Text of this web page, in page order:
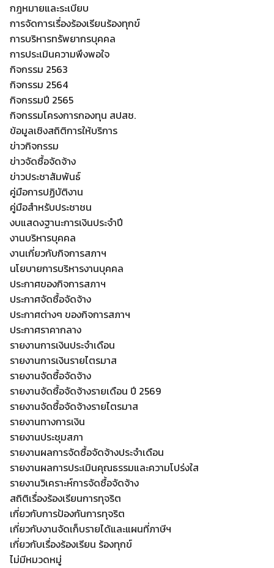
Search
กฎหมายและระเบียบ
การจัดการเรื่องร้องเรียนร้องทุกข์
การบริหารทรัพยากรบุคคล
การประเมินความพึงพอใจ
กิจกรรม 2563
กิจกรรม 2564
กิจกรรมปี 2565
กิจกรรมโครงการกองทุน สปสช.
ข้อมูลเชิงสถิติการให้บริการ
ข่าวกิจกรรม
ข่าวจัดซื้อจัดจ้าง
ข่าวประชาสัมพันธ์
คู่มือการปฏิบัติงาน
คู่มือสำหรับประชาชน
งบแสดงฐานะการเงินประจำปี
งานบริหารบุคคล
งานเกี่ยวกับกิจการสภาฯ
นโยบายการบริหารงานบุคคล
ประกาศของกิจการสภาฯ
ประกาศจัดซื้อจัดจ้าง
ประกาศต่างๆ ของกิจการสภาฯ
ประกาศราคากลาง
รายงานการเงินประจำเดือน
รายงานการเงินรายไตรมาส
รายงานจัดซื้อจัดจ้าง
รายงานจัดซื้อจัดจ้างรายเดือน ปี 2569
รายงานจัดซื้อจัดจ้างรายไตรมาส
รายงานทางการเงิน
รายงานประชุมสภา
รายงานผลการจัดซื้อจัดจ้างประจำเดือน
รายงานผลการประเมินคุณธรรมและความโปร่งใส
รายงานวิเคราะห์การจัดซื้อจัดจ้าง
สถิติเรื่องร้องเรียนการทุจริต
เกี่ยวกับการป้องกันการทุจริต
เกี่ยวกับงานจัดเก็บรายได้และแผนที่ภาษีฯ
เกี่ยวกับเรื่องร้องเรียน ร้องทุกข์
ไม่มีหมวดหมู่